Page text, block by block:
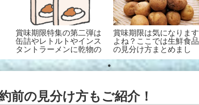
賞味期限特集の第二弾は
缶詰やレトルトやインス
タントラーメンに乾物の
巻！
賞味期限は気になります
よね？ここでは生鮮食品
の見分け方まとめまし
た！
前の見分け方もご紹介！